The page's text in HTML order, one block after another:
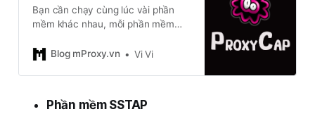
Bạn cần chạy cùng lúc vài phần
mềm khác nhau, mỗi phần mềm
có một chiếc laptop? Nếu dùng
dùng proxy qua trình duyệt thì
bạn
Blog mProxy.vn Vi Vi
Phần mềm SSTAP